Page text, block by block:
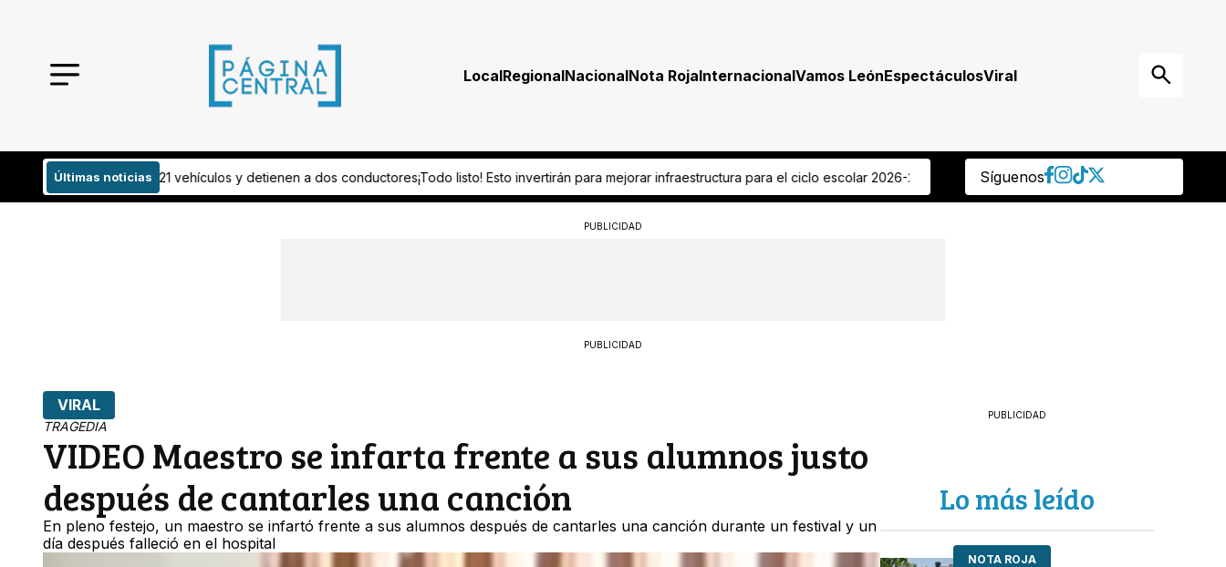
LocalRegionalNacionalNota RojaInternacionalVamos LeónEspectáculosViral
Últimas noticias
y detienen a dos conductores¡Todo listo! Esto invertirán para mejorar infraestructura para el ciclo escolar 2026-2027“Es omisión grave” Regidora panista reprocha que ocultaran muerte de
Síguenos
PUBLICIDAD
PUBLICIDAD
VIRAL
TRAGEDIA
VIDEO Maestro se infarta frente a sus alumnos justo
después de cantarles una canción
En pleno festejo, un maestro se infartó frente a sus alumnos después de cantarles una canción durante un festival y un
día después falleció en el hospital
PUBLICIDAD
Lo más leído
NOTA ROJA